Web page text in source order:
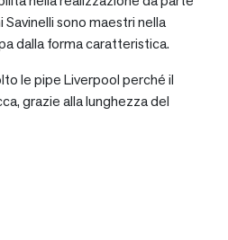
sono maestri nella
dalla forma caratteristica.
le pipe Liverpool perché il
grazie alla lunghezza del